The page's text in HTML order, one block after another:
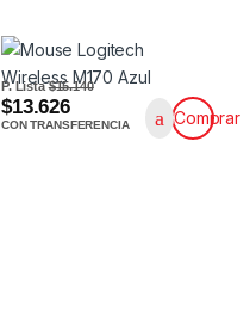
P. Lista$15.140
$13.626
CON TRANSFERENCIA Comprar